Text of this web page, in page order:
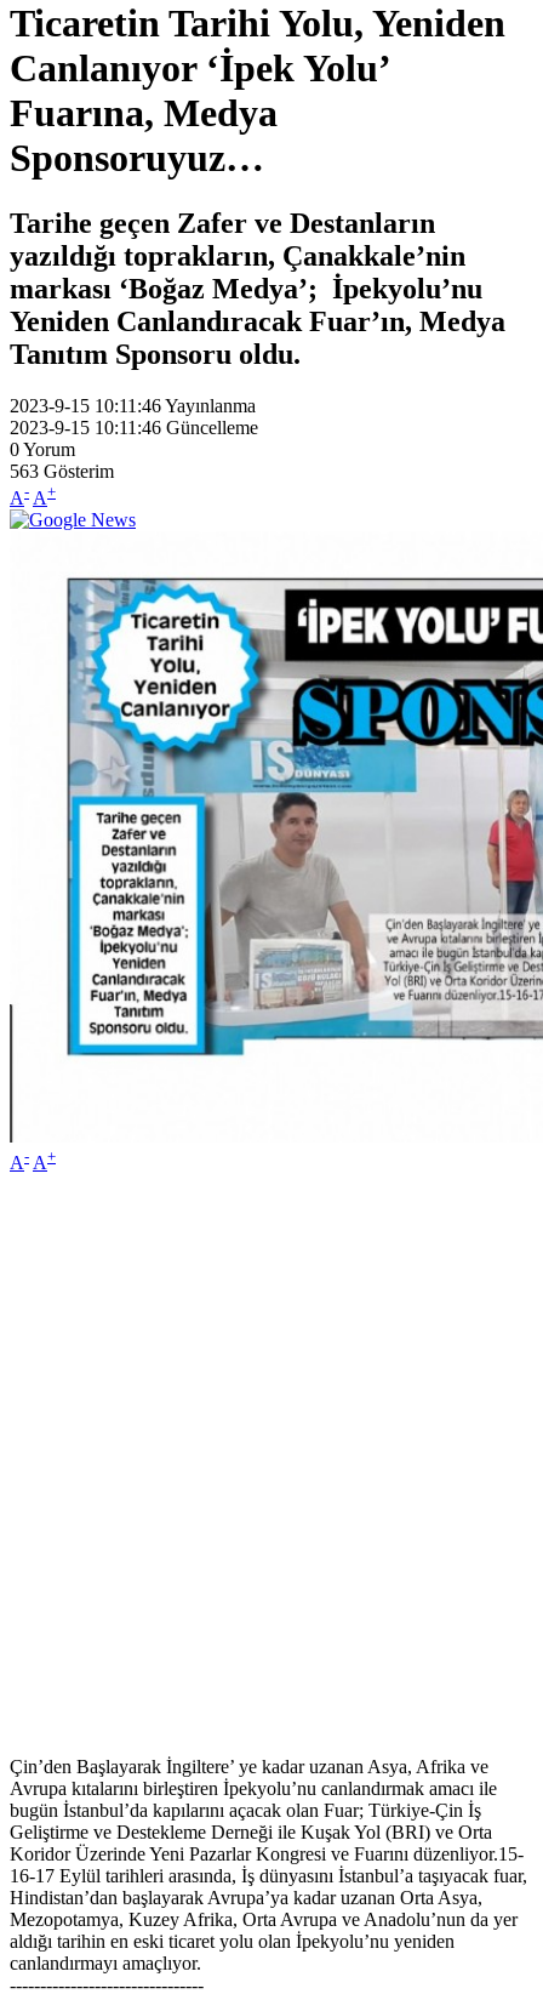
Ticaretin Tarihi Yolu, Yeniden
Canlanıyor ‘İpek Yolu’
Fuarına, Medya
Sponsoruyuz…
Tarihe geçen Zafer ve Destanların
yazıldığı toprakların, Çanakkale’nin
markası ‘Boğaz Medya’; İpekyolu’nu
Yeniden Canlandıracak Fuar’ın, Medya
Tanıtım Sponsoru oldu.
2023-9-15 10:11:46Yayınlanma
2023-9-15 10:11:46 Güncelleme
0Yorum
563 Gösterim
A- A+
A- A+
Çin’den Başlayarak İngiltere’ ye kadar uzanan Asya, Afrika ve
Avrupa kıtalarını birleştiren İpekyolu’nu canlandırmak amacı ile
bugün İstanbul’da kapılarını açacak olan Fuar; Türkiye-Çin İş
Geliştirme ve Destekleme Derneği ile Kuşak Yol (BRI) ve Orta
Koridor Üzerinde Yeni Pazarlar Kongresi ve Fuarını düzenliyor.15-
16-17 Eylül tarihleri arasında, İş dünyasını İstanbul’a taşıyacak fuar,
Hindistan’dan başlayarak Avrupa’ya kadar uzanan Orta Asya,
Mezopotamya, Kuzey Afrika, Orta Avrupa ve Anadolu’nun da yer
aldığı tarihin en eski ticaret yolu olan İpekyolu’nu yeniden
canlandırmayı amaçlıyor.
--------------------------------